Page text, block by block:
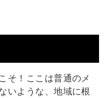
そ！ここは普通のメ
いような、地域に根